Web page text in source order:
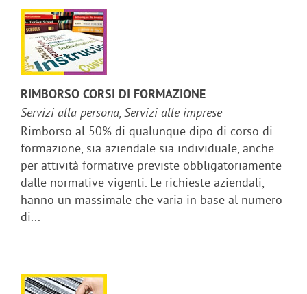
RIMBORSO CORSI DI FORMAZIONE
Servizi alla persona, Servizi alle imprese
Rimborso al 50% di qualunque dipo di corso di
formazione, sia aziendale sia individuale, anche
per attività formative previste obbligatoriamente
dalle normative vigenti. Le richieste aziendali,
hanno un massimale che varia in base al numero
di...